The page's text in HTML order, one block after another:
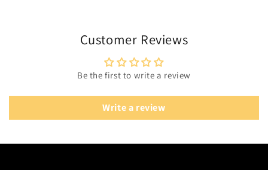
Customer Reviews
Be the first to write a review
Write a review